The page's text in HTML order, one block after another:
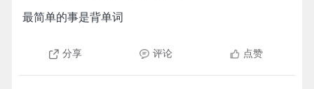
最简单的事是背单词
分享 评论 点赞